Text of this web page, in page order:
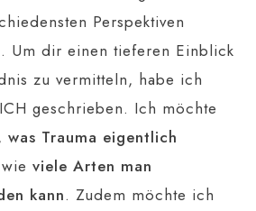
Perspektiven
Um dir einen tieferen Einblick
zu vermitteln, habe ich
geschrieben. Ich möchte
was Trauma eigentlich
viele Arten man
kann. Zudem möchte ich